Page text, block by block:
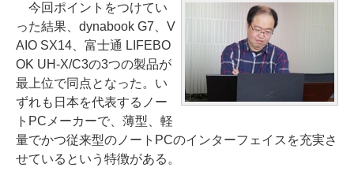
今回ポイントをつけてい
った結果、dynabook G7、V
AIO SX14、富士通 LIFEBO
OK UH-X/C3の3つの製品が
最上位で同点となった。い
ずれも日本を代表するノー
トPCメーカーで、薄型、軽
量でかつ従来型のノートPCのインターフェイスを充実さ
せているという特徴がある。